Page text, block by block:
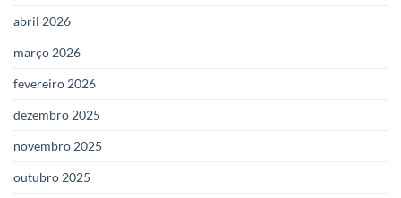
abril 2026
março 2026
fevereiro 2026
dezembro 2025
novembro 2025
outubro 2025